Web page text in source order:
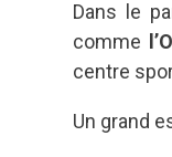
Dans le
comme
centre
Un grand